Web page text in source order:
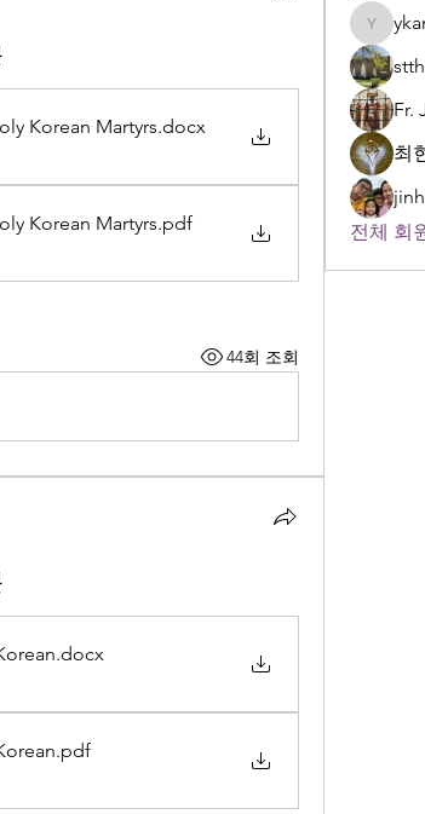
Korean Martyrs.docx
Korean Martyrs.pdf
44회 조회
.docx
.pdf
Fr.
최
전체 회